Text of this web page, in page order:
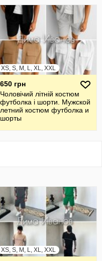
XS, S, M, L, XL, XXL
650 грн
Чоловічий літній костюм
футболка і шорти. Мужской
летний костюм футболка и
шорты
XS, S, M, L, XL, XXL